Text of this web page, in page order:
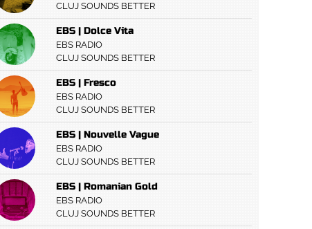
CLUJ SOUNDS BETTER
EBS | Dolce Vita
EBS RADIO
CLUJ SOUNDS BETTER
EBS | Fresco
EBS RADIO
CLUJ SOUNDS BETTER
EBS | Nouvelle Vague
EBS RADIO
CLUJ SOUNDS BETTER
EBS | Romanian Gold
EBS RADIO
CLUJ SOUNDS BETTER